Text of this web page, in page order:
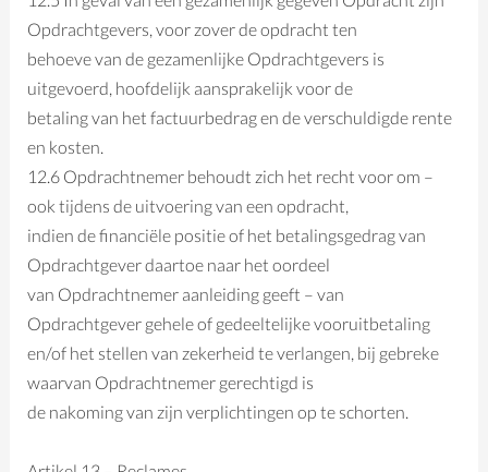
Opdrachtgevers, voor zover de opdracht ten
behoeve van de gezamenlijke Opdrachtgevers is
uitgevoerd, hoofdelijk aansprakelijk voor de
betaling van het factuurbedrag en de verschuldigde rente
en kosten.
12.6 Opdrachtnemer behoudt zich het recht voor om –
ook tijdens de uitvoering van een opdracht,
indien de financiële positie of het betalingsgedrag van
Opdrachtgever daartoe naar het oordeel
van Opdrachtnemer aanleiding geeft – van
Opdrachtgever gehele of gedeeltelijke vooruitbetaling
en/of het stellen van zekerheid te verlangen, bij gebreke
waarvan Opdrachtnemer gerechtigd is
de nakoming van zijn verplichtingen op te schorten.